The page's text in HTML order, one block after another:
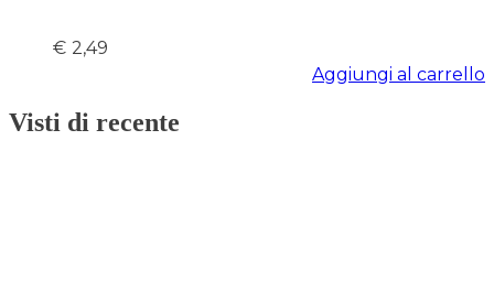
€ 2,49
Aggiungi al carrello
Visti di recente